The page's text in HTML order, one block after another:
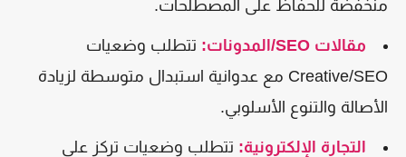
منخفضة للحفاظ على المصطلحات.
مقالات SEO/المدونات:
تتطلب وضعيات
Creative/SEO مع عدوانية استبدال متوسطة لزيادة
الأصالة والتنوع الأسلوبي.
التجارة الإلكترونية:تتطلب وضعيات تركز على